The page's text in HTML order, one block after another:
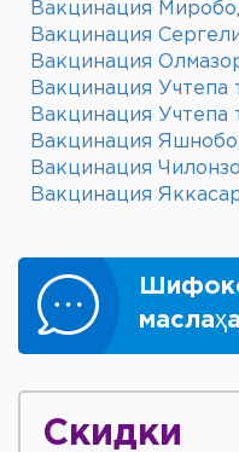
Вакцинация
Вакцинация
Вакцинация
Вакцинация Учтепа
Вакцинация Учтепа
Вакцинация
Вакцинация
Вакцинация
Скидки